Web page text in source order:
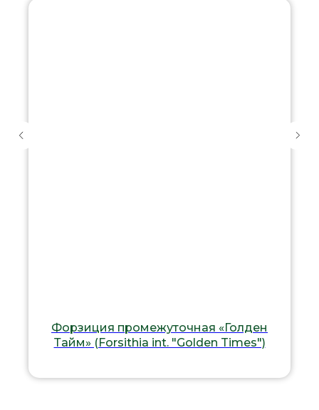
Форзиция промежуточная «Голден
Тайм» (Forsithia int. "Golden Times")